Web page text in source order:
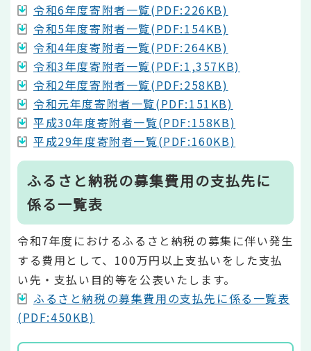
令和6年度寄附者一覧(PDF:226KB)
令和5年度寄附者一覧(PDF:154KB)
令和4年度寄附者一覧(PDF:264KB)
令和3年度寄附者一覧(PDF:1,357KB)
令和2年度寄附者一覧(PDF:258KB)
令和元年度寄附者一覧(PDF:151KB)
平成30年度寄附者一覧(PDF:158KB)
平成29年度寄附者一覧(PDF:160KB)
ふるさと納税の募集費用の支払先に
係る一覧表
令和7年度におけるふるさと納税の募集に伴い発生
する費用として、100万円以上支払いをした支払
い先・支払い目的等を公表いたします。
ふるさと納税の募集費用の支払先に係る一覧表
(PDF:450KB)